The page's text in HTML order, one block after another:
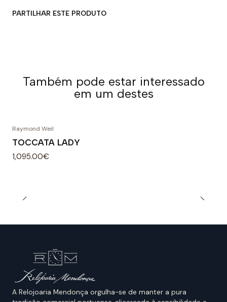
PARTILHAR ESTE PRODUTO
Também pode estar interessado
em um destes
Raymond Weil
TOCCATA LADY
1,095.00€
A Relojoaria Mendonça orgulha-se de manter a pura